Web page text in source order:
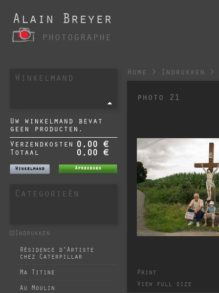
Alain Breyer
photographe
Winkelmand
Uw winkelmand bevat
geen producten.
Verzendkosten 0,00 €
Totaal 0,00 €
Winkelmand Afrekenen
Categorieën
Indrukken
Résidence d'Artiste
chez Caterpillar
Ma Titine
Au Moulin
Home > Indrukken >
photo 21
Print
View full size